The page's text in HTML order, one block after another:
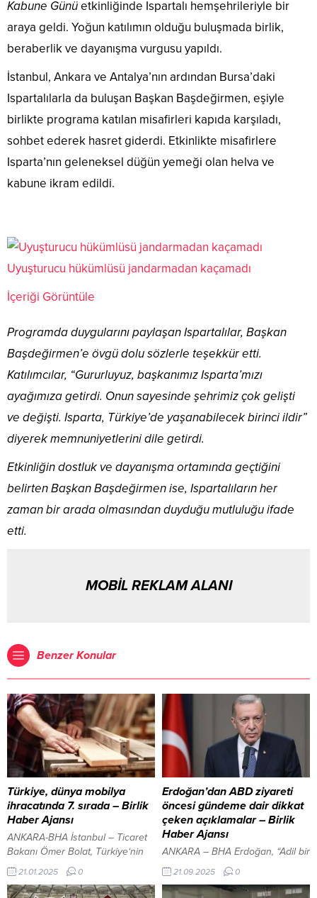
Kabune Günüetkinliğinde Ispartalı hemşehrileriyle bir
araya geldi. Yoğun katılımın olduğu buluşmada birlik,
beraberlik ve dayanışma vurgusu yapıldı.
İstanbul, Ankara ve Antalya’nın ardından Bursa’daki
Ispartalılarla da buluşan Başkan Başdeğirmen, eşiyle
birlikte programa katılan misafirleri kapıda karşıladı,
sohbet ederek hasret giderdi. Etkinlikte misafirlere
Isparta’nın geleneksel düğün yemeği olan helva ve
kabune ikram edildi.
Uyuşturucu hükümlüsü jandarmadan kaçamadı
İçeriği Görüntüle
Programda duygularını paylaşan Ispartalılar, Başkan
Başdeğirmen’e övgü dolu sözlerle teşekkür etti.
Katılımcılar, “Gururluyuz, başkanımız Isparta’mızı
ayağımıza getirdi. Onun sayesinde şehrimiz çok gelişti
ve değişti. Isparta, Türkiye’de yaşanabilecek birinci ildir”
diyerek memnuniyetlerini dile getirdi.
Etkinliğin dostluk ve dayanışma ortamında geçtiğini
belirten Başkan Başdeğirmen ise, Ispartalıların her
zaman bir arada olmasından duyduğu mutluluğu ifade
etti.
MOBİL REKLAM ALANI
Benzer Konular
Türkiye, dünya mobilya
ihracatında 7. sırada – Birlik
Haber Ajansı
ANKARA-BHA İstanbul – Ticaret
Bakanı Ömer Bolat, Türkiye‘nin
mobilya sektöründeki ihracat
başarısının dünya çapında takdir
topladığını vurguladı. Türkiye’nin,
21.01.2025 0
Erdoğan’dan ABD ziyareti
öncesi gündeme dair dikkat
çeken açıklamalar – Birlik
Haber Ajansı
ANKARA – BHA Erdoğan, “Adil bir
barışın kaybedeni olmayacağına
inanıyoruz. Coğrafyamızda kan
ve gözyaşının dinmesini istiyoruz.
21.09.2025 0